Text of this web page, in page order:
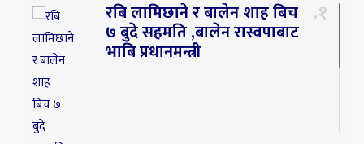
रबि लामिछाने र बालेन शाह बिच
७ बुदे सहमति ,बालेन रास्वपाबाट
भाबि प्रधानमन्त्री
१